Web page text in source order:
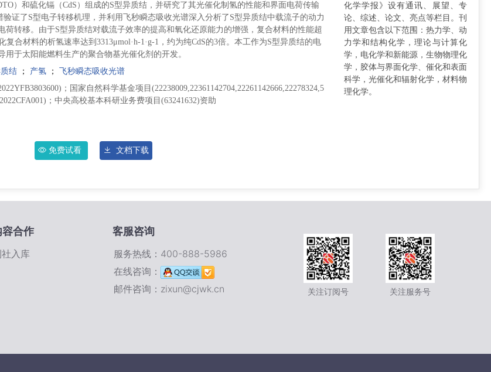
）和硫化镉（CdS）组成的S型异质结，并研究了其光催化制氢的性能和界面电荷传输
证了S型电子转移机理，并利用飞秒瞬态吸收光谱深入分析了S型异质结中载流子的动力
荷转移。由于S型异质结对载流子效率的提高和氧化还原能力的增强，复合材料的性能超
复合材料的析氢速率达到3313μmol·h-1·g-1，约为纯CdS的3倍。本工作为S型异质结的电
用于太阳能燃料生产的聚合物基光催化剂的开发。
结 ； 产氢 ；
飞秒瞬态吸收光谱
；国家自然科学基金项目(22238009,22361142704,22261142666,22278324,5
；中央高校基本科研业务费项目(63241632)资助
免费试看 文档下载
化学学报》设有通讯、展望、专
论、综述、论文、亮点等栏目。刊
用文章包含以下范围：热力学、动
力学和结构化学，理论与计算化
学，电化学和新能源，生物物理化
学，胶体与界面化学、催化和表面
科学，光催化和辐射化学，材料物
理化学。
容合作 客服咨询
入库
服务热线：400-888-5986
在线咨询：
邮件咨询：zixun@cjwk.cn
关注订阅号 关注服务号